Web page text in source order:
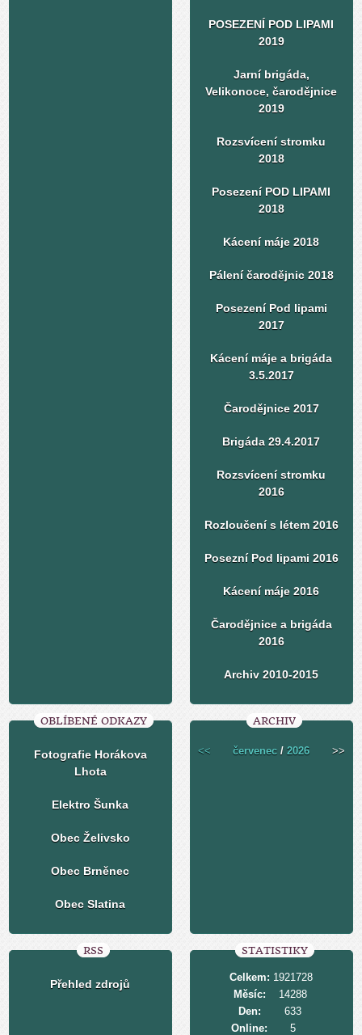
POSEZENÍ POD LIPAMI
2019
Jarní brigáda,
Velikonoce, čarodějnice
2019
Rozsvícení stromku
2018
Posezení POD LIPAMI
2018
Kácení máje 2018
Pálení čarodějnic 2018
Posezení Pod lipami
2017
Kácení máje a brigáda
3.5.2017
Čarodějnice 2017
Brigáda 29.4.2017
Rozsvícení stromku
2016
Rozloučení s létem 2016
Posezní Pod lipami 2016
Kácení máje 2016
Čarodějnice a brigáda
2016
Archiv 2010-2015
OBLÍBENÉ ODKAZY
Fotografie Horákova
Lhota
Elektro Šunka
Obec Želivsko
Obec Brněnec
Obec Slatina
ARCHIV
<< červenec /2026 >>
RSS
Přehled zdrojů
STATISTIKY
Online: 5
Celkem: 1921728
Měsíc:
14288
Den:
633